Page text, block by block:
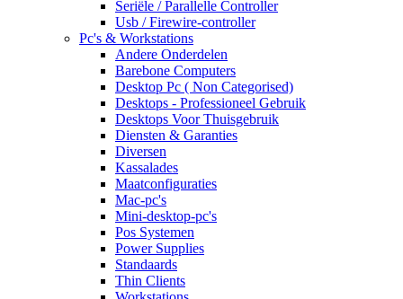
Seriële / Parallelle Controller
Usb / Firewire-controller
Pc's & Workstations
Andere Onderdelen
Barebone Computers
Desktop Pc ( Non Categorised)
Desktops - Professioneel Gebruik
Desktops Voor Thuisgebruik
Diensten & Garanties
Diversen
Kassalades
Maatconfiguraties
Mac-pc's
Mini-desktop-pc's
Pos Systemen
Power Supplies
Standaards
Thin Clients